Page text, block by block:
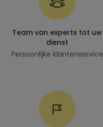
Team van experts tot uw
dienst
Persoonlijke klantenservice